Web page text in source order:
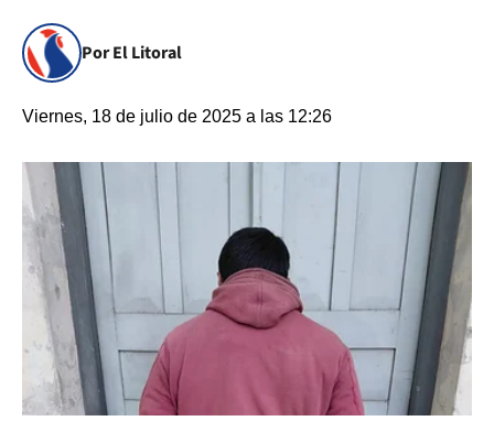
Por El Litoral
Viernes, 18 de julio de 2025 a las 12:26